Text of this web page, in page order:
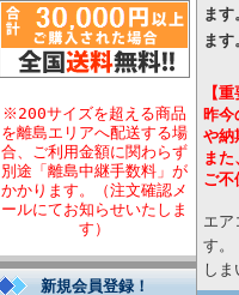
※200サイズを超える商品
を離島エリアへ配送する場
合、ご利用金額に関わらず
別途「離島中継手数料」が
かかります。（注文確認メ
ールにてお知らせいたしま
す）
新規会員登録！
ま
ま
【
昨今
や納
ま
ご不
エア
す。
しま